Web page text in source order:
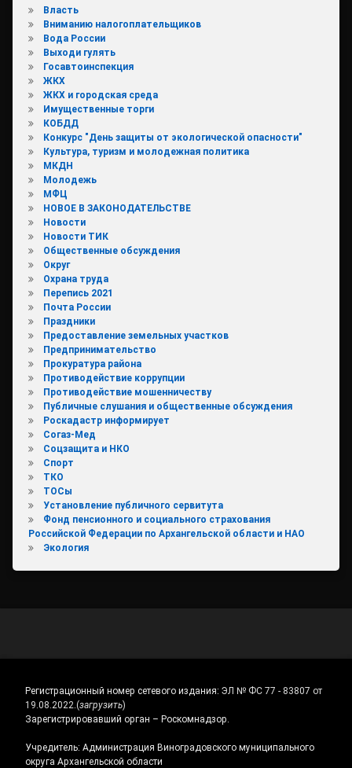
Власть
Вниманию налогоплательщиков
Вода России
Выходи гулять
Госавтоинспекция
ЖКХ
ЖКХ и городская среда
Имущественные торги
КОБДД
Конкурс "День защиты от экологической опасности"
Культура, туризм и молодежная политика
МКДН
Молодежь
МФЦ
НОВОЕ В ЗАКОНОДАТЕЛЬСТВЕ
Новости
Новости ТИК
Общественные обсуждения
Округ
Охрана труда
Перепись 2021
Почта России
Праздники
Предоставление земельных участков
Предпринимательство
Прокуратура района
Противодействие коррупции
Противодействие мошенничеству
Публичные слушания и общественные обсуждения
Роскадастр информирует
Согаз-Мед
Соцзащита и НКО
Спорт
ТКО
ТОСы
Установление публичного сервитута
Фонд пенсионного и социального страхования
Российской Федерации по Архангельской области и НАО
Экология
Регистрационный номер сетевого издания: ЭЛ № ФС 77 - 83807 от
19.08.2022.(загрузить)
Зарегистрировавший орган – Роскомнадзор.
Учредитель: Администрация Виноградовского муниципального
округа Архангельской области